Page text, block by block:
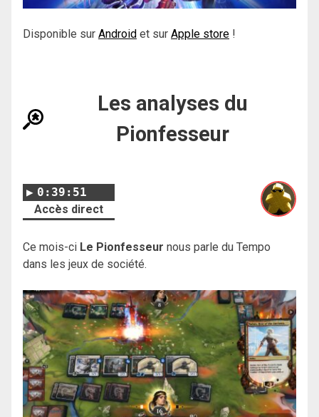
Disponible sur Android et sur Apple store !
Les analyses du
Pionfesseur
0:39:51
Accès direct
Ce mois-ci Le Pionfesseur nous parle du Tempo
dans les jeux de société.